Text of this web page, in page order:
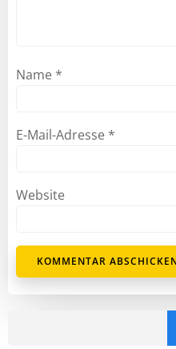
Name *
E-Mail-Adresse *
Website